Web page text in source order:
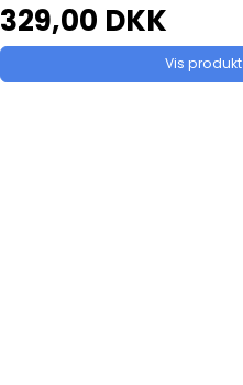
329,00 DKK
Vis produkt